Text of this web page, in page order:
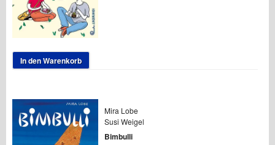
In den Warenkorb
Mira Lobe
Susi Weigel
Bimbulli